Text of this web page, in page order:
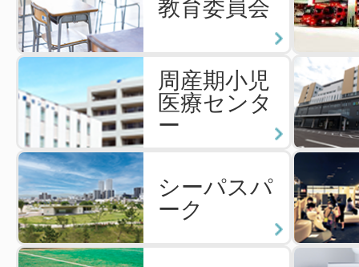
教育委員会
周産期小児
医療センタ
ー
シーパスパ
ーク